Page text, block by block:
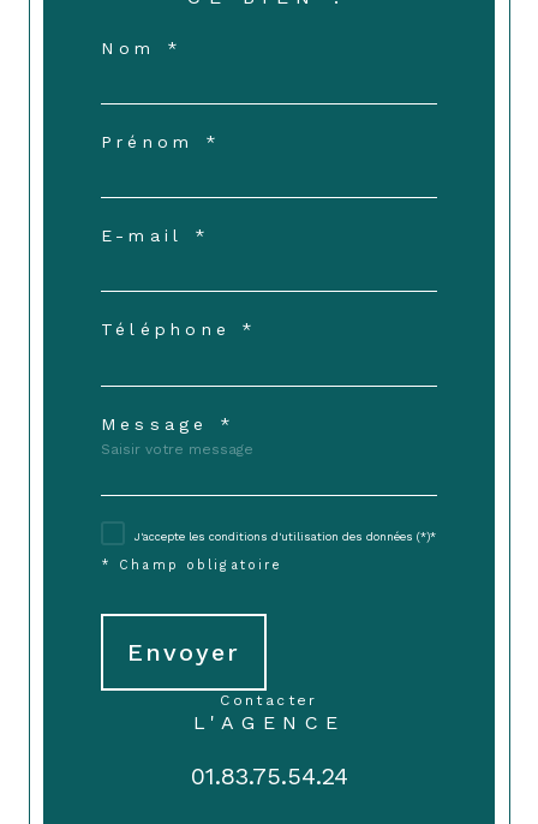
Nom *
Prénom *
E-mail *
Téléphone *
Message *
J'accepte les conditions d'utilisation des données (*)*
* Champ obligatoire
Envoyer
contacter
L'AGENCE
01.83.75.54.24